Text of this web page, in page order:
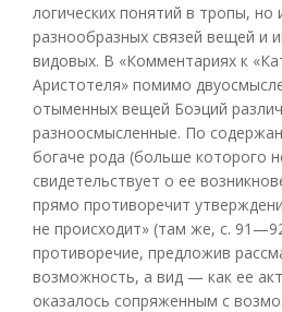
логических понятий в тропы,
разнообразных связей вещей и
видовых. В «Комментариях к
Аристотеля» помимо
отыменных вещей Боэций
разноосмысленные. По
богаче рода (больше которого
свидетельствует о ее
прямо противоречит
не происходит» (там же, с.
противоречие, предложив
возможность, а вид — как ее
оказалось сопряженным с